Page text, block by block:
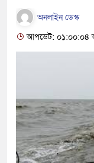
অনলাইন ডেস্ক
আপডেট: ০১:০০:০৪